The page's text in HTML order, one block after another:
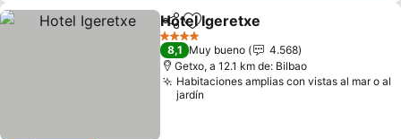
CompartirAgregar a favoritos
Hotel Igeretxe
4 Estrellas
8,1 Muy bueno
4.568
Getxo, a 12.1 km de: Bilbao
Habitaciones amplias con vistas al mar o al
jardín